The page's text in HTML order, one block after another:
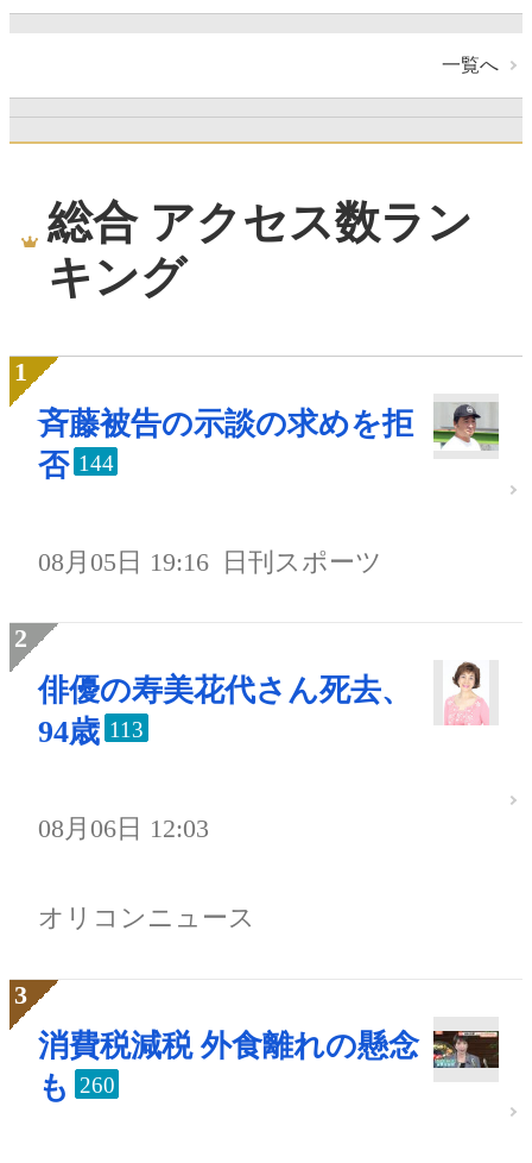
一覧へ
総合 アクセス数ラン
キング
斉藤被告の示談の求めを拒
否 144
08月05日 19:16 日刊スポーツ
俳優の寿美花代さん死去、
94歳 113
08月06日 12:03
オリコンニュース
消費税減税 外食離れの懸念
も 260